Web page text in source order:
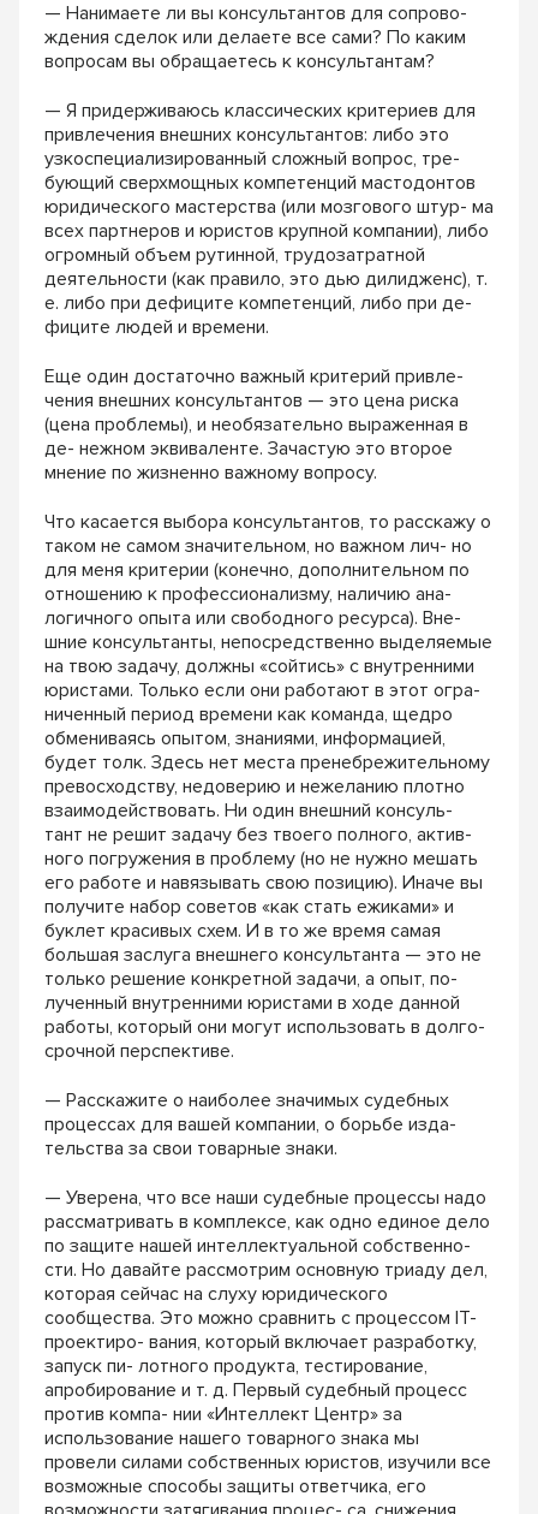
— Нанимаете ли вы консультантов для сопрово-
ждения сделок или делаете все сами? По каким
вопросам вы обращаетесь к консультантам?
— Я придерживаюсь классических критериев для
привлечения внешних консультантов: либо это
узкоспециализированный сложный вопрос, тре-
бующий сверхмощных компетенций мастодонтов
юридического мастерства (или мозгового штур- ма
всех партнеров и юристов крупной компании), либо
огромный объем рутинной, трудозатратной
деятельности (как правило, это дью дилидженс), т.
е. либо при дефиците компетенций, либо при де-
фиците людей и времени.
Еще один достаточно важный критерий привле-
чения внешних консультантов — это цена риска
(цена проблемы), и необязательно выраженная в
де- нежном эквиваленте. Зачастую это второе
мнение по жизненно важному вопросу.
Что касается выбора консультантов, то расскажу о
таком не самом значительном, но важном лич- но
для меня критерии (конечно, дополнительном по
отношению к профессионализму, наличию ана-
логичного опыта или свободного ресурса). Вне-
шние консультанты, непосредственно выделяемые
на твою задачу, должны «сойтись» с внутренними
юристами. Только если они работают в этот огра-
ниченный период времени как команда, щедро
обмениваясь опытом, знаниями, информацией,
будет толк. Здесь нет места пренебрежительному
превосходству, недоверию и нежеланию плотно
взаимодействовать. Ни один внешний консуль-
тант не решит задачу без твоего полного, актив-
ного погружения в проблему (но не нужно мешать
его работе и навязывать свою позицию). Иначе вы
получите набор советов «как стать ежиками» и
буклет красивых схем. И в то же время самая
большая заслуга внешнего консультанта — это не
только решение конкретной задачи, а опыт, по-
лученный внутренними юристами в ходе данной
работы, который они могут использовать в долго-
срочной перспективе.
— Расскажите о наиболее значимых судебных
процессах для вашей компании, о борьбе изда-
тельства за свои товарные знаки.
— Уверена, что все наши судебные процессы надо
рассматривать в комплексе, как одно единое дело
по защите нашей интеллектуальной собственно-
сти. Но давайте рассмотрим основную триаду дел,
которая сейчас на слуху юридического
сообщества. Это можно сравнить с процессом IT-
проектиро- вания, который включает разработку,
запуск пи- лотного продукта, тестирование,
апробирование и т. д. Первый судебный процесс
против компа- нии «Интеллект Центр» за
использование нашего товарного знака мы
провели силами собственных юристов, изучили все
возможные способы защиты ответчика, его